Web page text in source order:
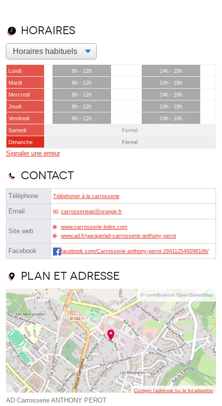
Horaires
Lundi 8h - 12h
14h - 18h
Mardi
8h - 12h
14h - 18h
Mercredi
8h - 12h
14h - 18h
Jeudi
8h - 12h
14h - 18h
Vendredi
8h - 12h
14h - 18h
Samedi
Fermé
Dimanche
Fermé
Signaler une erreur
Contact
Téléphone Téléphoner à la carrosserie
Email carrosserieapⓐorange.fr
Site web
www.carrosserie-indre.com
www.ad.fr/garage/ad-carrosserie-anthony-perot
Facebook facebook.com/Carrosserie-anthony-perot-284112545098106/
Plan et adresse
© contributeurs OpenStreetMap
Corriger l’adresse ou la localisation
AD Carrosserie ANTHONY PEROT